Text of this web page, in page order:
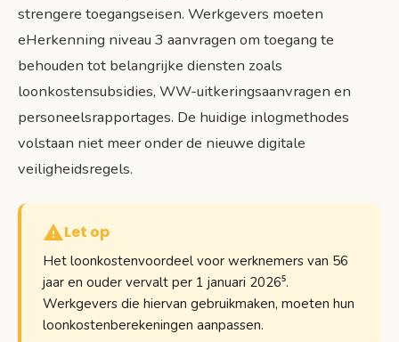
strengere toegangseisen. Werkgevers moeten
eHerkenning niveau 3 aanvragen om toegang te
behouden tot belangrijke diensten zoals
loonkostensubsidies, WW-uitkeringsaanvragen en
personeelsrapportages. De huidige inlogmethodes
volstaan niet meer onder de nieuwe digitale
veiligheidsregels.
Let op
Het loonkostenvoordeel voor werknemers van 56
jaar en ouder vervalt per 1 januari 2026⁵.
Werkgevers die hiervan gebruikmaken, moeten hun
loonkostenberekeningen aanpassen.